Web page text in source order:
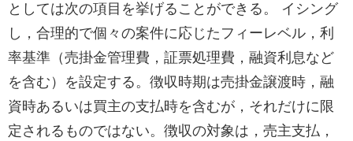
としては次の項目を挙げることができる。 イシング
し，合理的で個々の案件に応じたフィーレベル，利
率基準（売掛金管理費，証票処理費，融資利息など
を含む）を設定する。徴収時期は売掛金譲渡時，融
資時あるいは買主の支払時を含むが，それだけに限
定されるものではない。徴収の対象は，売主支払，